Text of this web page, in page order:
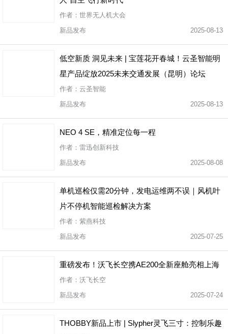
作者：世界无人机大会
新品发布
2025-08-13
低空新质 洞见未来 | 宝莲花开春城！云圣智能明
星产品绽放2025未来交通发展（昆明）论坛
作者：云圣智能
新品发布
2025-08-13
NEO 4 SE，精准定位每一程
作者：雷迅创新科技
新品发布
2025-08-08
单机巡检仅需20分钟，发电运维两不误｜风机叶
片不停机智能巡检解决方案
作者：紫燕科技
新品发布
2025-07-25
重磅发布！沃飞长空携AE200全新座舱亮相上海
作者：沃飞长空
新品发布
2025-07-24
THOBBY新品上市 | Slypher灵飞三寸：控制乐趣